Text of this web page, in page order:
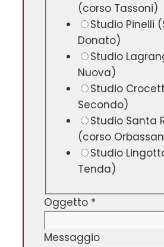
(corso Tassoni)
Studio Pinelli
Donato)
Studio
Nuova)
Studio
Secondo)
Studio Santa
(corso
Studio
Tenda)
Oggetto *
Messaggio